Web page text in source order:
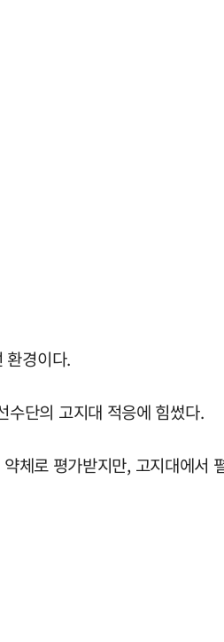
환경이다.
단의 고지대 적응에 힘썼다.
로 평가받지만, 고지대에서